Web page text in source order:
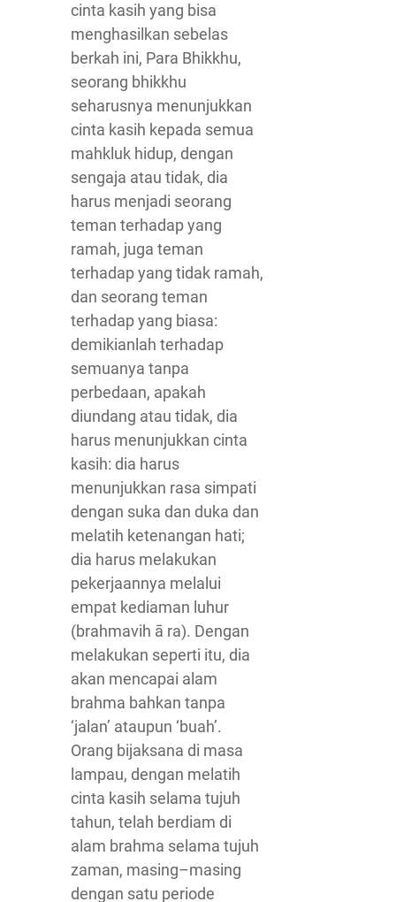
cinta kasih yang bisa
menghasilkan sebelas
berkah ini, Para Bhikkhu,
seorang bhikkhu
seharusnya menunjukkan
cinta kasih kepada semua
mahkluk hidup, dengan
sengaja atau tidak, dia
harus menjadi seorang
teman terhadap yang
ramah, juga teman
terhadap yang tidak ramah,
dan seorang teman
terhadap yang biasa:
demikianlah terhadap
semuanya tanpa
perbedaan, apakah
diundang atau tidak, dia
harus menunjukkan cinta
kasih: dia harus
menunjukkan rasa simpati
dengan suka dan duka dan
melatih ketenangan hati;
dia harus melakukan
pekerjaannya melalui
empat kediaman luhur
(brahmavih ā ra). Dengan
melakukan seperti itu, dia
akan mencapai alam
brahma bahkan tanpa
‘jalan’ ataupun ‘buah’.
Orang bijaksana di masa
lampau, dengan melatih
cinta kasih selama tujuh
tahun, telah berdiam di
alam brahma selama tujuh
zaman, masing–masing
dengan satu periode